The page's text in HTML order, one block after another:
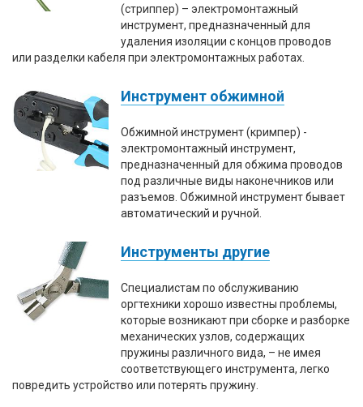
Вакансии
Вход/
Производители
Контакты
Доставка
Тех.
поддержка
Блог
(стриппер) – электромонтажный
инструмент, предназначенный для
удаления изоляции с концов проводов
или разделки кабеля при электромонтажных работах.
Инструмент обжимной
Обжимной инструмент (кримпер) -
электромонтажный инструмент,
предназначенный для обжима проводов
под различные виды наконечников или
разъемов. Обжимной инструмент бывает
автоматический и ручной.
Инструменты другие
Специалистам по обслуживанию
оргтехники хорошо известны проблемы,
которые возникают при сборке и разборке
механических узлов, содержащих
пружины различного вида, – не имея
соответствующего инструмента, легко
повредить устройство или потерять пружину.